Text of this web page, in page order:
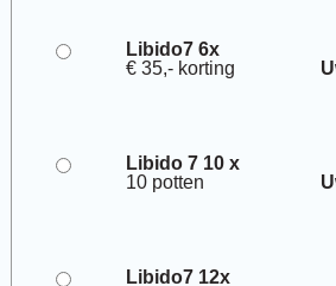
Libido7 6x
€ 35,- korting
Libido 7 10 x
10 potten
Libido7 12x